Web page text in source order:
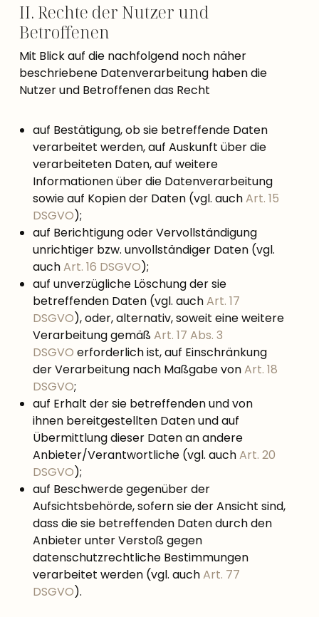
II. Rechte der Nutzer und
Betroffenen
Mit Blick auf die nachfolgend noch näher
beschriebene Datenverarbeitung haben die
Nutzer und Betroffenen das Recht
auf Bestätigung, ob sie betreffende Daten
verarbeitet werden, auf Auskunft über die
verarbeiteten Daten, auf weitere
Informationen über die Datenverarbeitung
sowie auf Kopien der Daten (vgl. auchArt. 15
DSGVO);
auf Berichtigung oder Vervollständigung
unrichtiger bzw. unvollständiger Daten (vgl.
auchArt. 16 DSGVO);
auf unverzügliche Löschung der sie
betreffenden Daten (vgl. auchArt. 17
DSGVO), oder, alternativ, soweit eine weitere
Verarbeitung gemäßArt. 17 Abs. 3
DSGVO erforderlich ist, auf Einschränkung
der Verarbeitung nach Maßgabe vonArt. 18
DSGVO;
auf Erhalt der sie betreffenden und von
ihnen bereitgestellten Daten und auf
Übermittlung dieser Daten an andere
Anbieter/Verantwortliche (vgl. auchArt. 20
DSGVO);
auf Beschwerde gegenüber der
Aufsichtsbehörde, sofern sie der Ansicht sind,
dass die sie betreffenden Daten durch den
Anbieter unter Verstoß gegen
datenschutzrechtliche Bestimmungen
verarbeitet werden (vgl. auchArt. 77
DSGVO).